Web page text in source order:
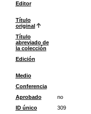
Editor
Título
original
Título
abreviado de
la colección
Edición
Medio
Conferencia
Aprobado
no
ID único
309